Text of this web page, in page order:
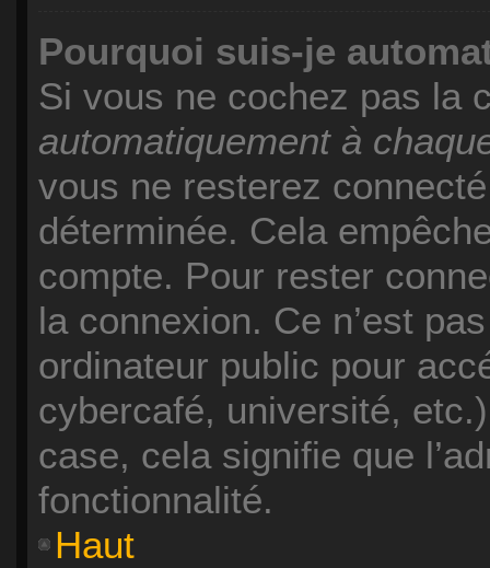
Pourquoi suis-je
Si vous ne cochez pas la
automatiquement à
vous ne resterez
déterminée. Cela
compte. Pour rester
la connexion. Ce n’est
ordinateur public pour
cybercafé, université,
case, cela signifie que
fonctionnalité.
Haut